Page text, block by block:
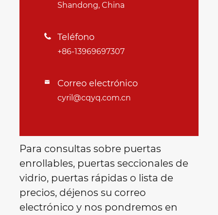
Shandong, China
 Teléfono
+86-13969697307
 Correo electrónico
cyril@cqyq.com.cn
Para consultas sobre puertas
enrollables, puertas seccionales de
vidrio, puertas rápidas o lista de
precios, déjenos su correo
electrónico y nos pondremos en